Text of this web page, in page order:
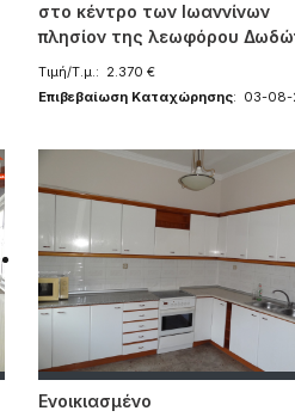
στο κέντρο των Ιωαννίνων
πλησίον της λεωφόρου
Τιμή/Τ.μ.: 2.370 €
Επιβεβαίωση Καταχώρησης: 03-08-
Ενοικιασμένο